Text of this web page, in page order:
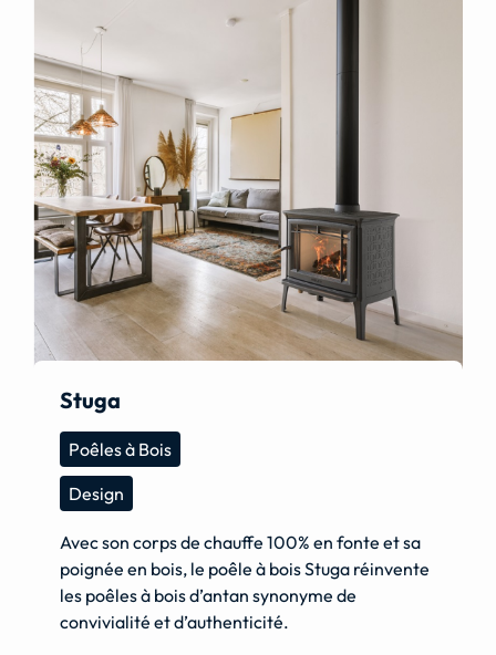
Stuga
Poêles à Bois
Design
Avec son corps de chauffe 100% en fonte et sa
poignée en bois, le poêle à bois Stuga réinvente
les poêles à bois d’antan synonyme de
convivialité et d’authenticité.